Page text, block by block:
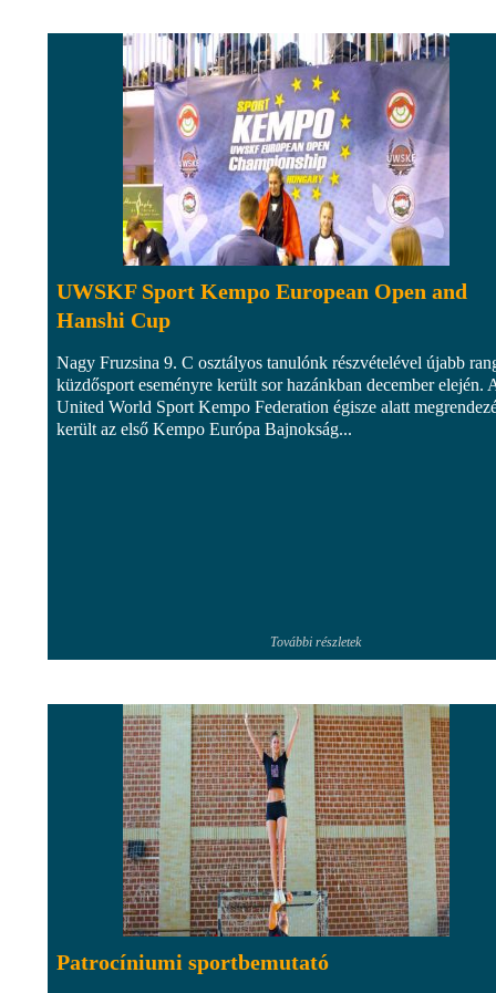
UWSKF Sport Kempo European Open and
Hanshi Cup
Nagy Fruzsina 9. C osztályos tanulónk részvételével újabb
küzdősport eseményre került sor hazánkban december elején.
United World Sport Kempo Federation égisze alatt
került az első Kempo Európa Bajnokság...
További részletek
Patrocíniumi sportbemutató